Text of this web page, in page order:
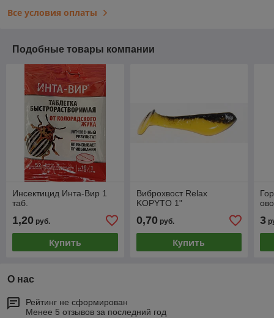
Все условия оплаты
Подобные товары компании
Инсектицид Инта-Вир 1
таб.
1,20 руб.
Купить
Виброхвост Relax
KOPYTO 1"
0,70руб.
Купить
3
О нас
Рейтинг не сформирован
Менее 5 отзывов за последний год